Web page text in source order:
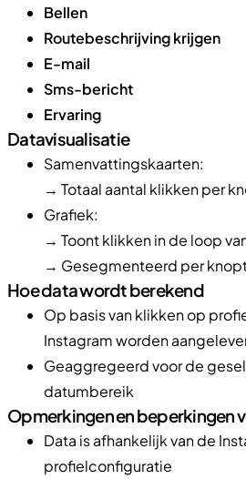
Bellen
Routebeschrijving krijgen
E-mail
Sms-bericht
Ervaring
Datavisualisatie
Samenvattingskaarten:
→ Totaal aantal klikken per
Grafiek:
→ Toont klikken in de loop
→ Gesegmenteerd per
Hoe data wordt berekend
Op basis van klikken op
Instagram worden
Geaggregeerd voor de
datumbereik
Opmerkingen en beperkingen
Data is afhankelijk van de
profielconfiguratie